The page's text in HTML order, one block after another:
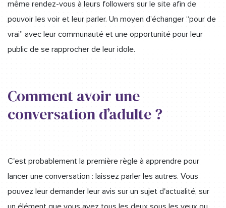
même rendez-vous à leurs followers sur le site afin de
pouvoir les voir et leur parler. Un moyen d’échanger “pour de
vrai” avec leur communauté et une opportunité pour leur
public de se rapprocher de leur idole.
Comment avoir une
conversation d’adulte ?
C'est probablement la première règle à apprendre pour
lancer une conversation : laissez parler les autres. Vous
pouvez leur demander leur avis sur un sujet d'actualité, sur